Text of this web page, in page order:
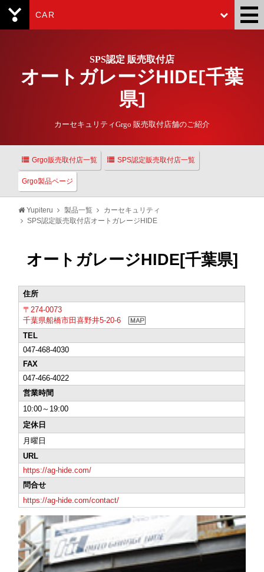
CAR
SPS認定 販売取付店
オートガレージHIDE[千葉
県]
カーセキュリティGrgo 販売取付店舗のご紹介
Grgo販売取付店一覧 SPS認定販売取付店一覧
Grgo製品ページ
Yupiteru 製品一覧
カーセキュリティ
SPS認定販売取付店オートガレージHIDE
オートガレージHIDE[千葉県]
住所
〒274-0073
千葉県船橋市田喜野井5-20-6
TEL
047-468-4030
FAX
047-466-4022
営業時間
10:00～19:00
定休日
月曜日
URL
https://ag-hide.com/
問合せ
https://ag-hide.com/contact/